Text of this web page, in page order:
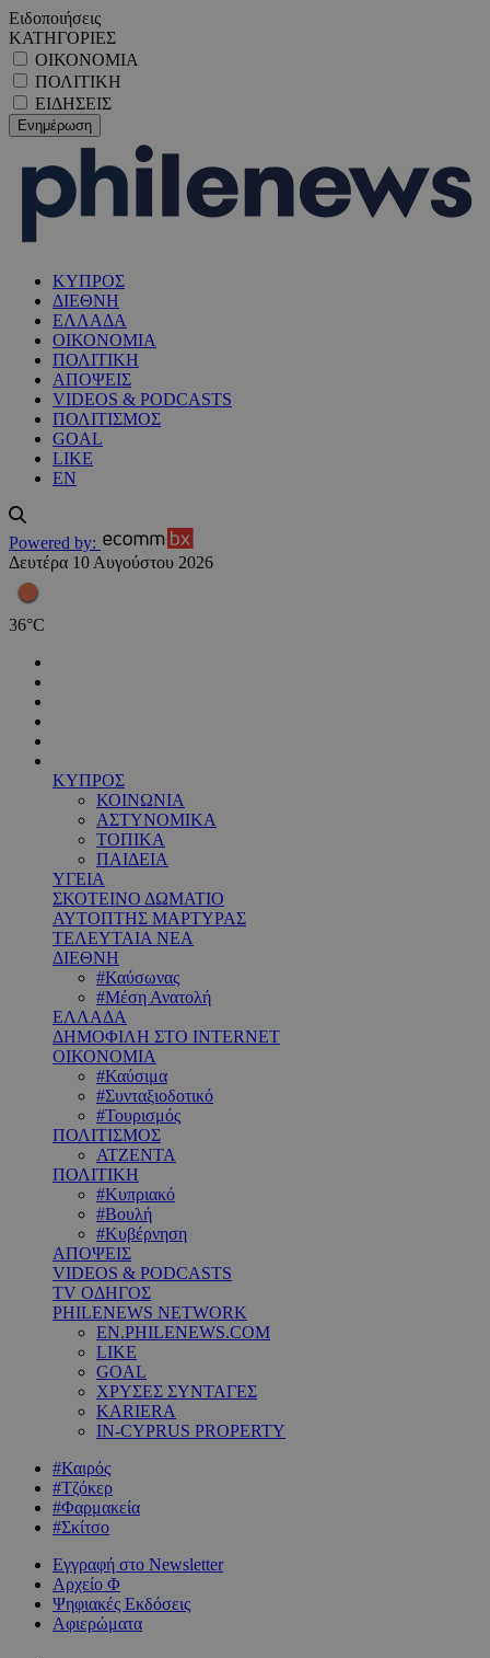
Ειδοποιήσεις
ΚΑΤΗΓΟΡΙΕΣ
ΟΙΚΟΝΟΜΙΑ
ΠΟΛΙΤΙΚΗ
ΕΙΔΗΣΕΙΣ
ΚΥΠΡΟΣ
ΔΙΕΘΝΗ
ΕΛΛΑΔΑ
ΟΙΚΟΝΟΜΙΑ
ΠΟΛΙΤΙΚΗ
ΑΠΟΨΕΙΣ
VIDEOS & PODCASTS
ΠΟΛΙΤΙΣΜΟΣ
GOAL
LIKE
EN
Powered by:
Δευτέρα 10 Αυγούστου 2026
36°C
ΚΥΠΡΟΣ
ΚΟΙΝΩΝΙΑ
ΑΣΤΥΝΟΜΙΚΑ
ΤΟΠΙΚΑ
ΠΑΙΔΕΙΑ
ΥΓΕΙΑ
ΣΚΟΤΕΙΝΟ ΔΩΜΑΤΙΟ
ΑΥΤΟΠΤΗΣ ΜΑΡΤΥΡΑΣ
ΤΕΛΕΥΤΑΙΑ ΝΕΑ
ΔΙΕΘΝΗ
#Καύσωνας
#Μέση Ανατολή
ΕΛΛΑΔΑ
ΔΗΜΟΦΙΛΗ ΣΤΟ INTERNET
ΟΙΚΟΝΟΜΙΑ
#Καύσιμα
#Συνταξιοδοτικό
#Τουρισμός
ΠΟΛΙΤΙΣΜΟΣ
ΑΤΖΕΝΤΑ
ΠΟΛΙΤΙΚΗ
#Κυπριακό
#Βουλή
#Κυβέρνηση
ΑΠΟΨΕΙΣ
VIDEOS & PODCASTS
TV ΟΔΗΓΟΣ
PHILENEWS NETWORK
EN.PHILENEWS.COM
LIKE
GOAL
ΧΡΥΣΕΣ ΣΥΝΤΑΓΕΣ
KARIERA
IN-CYPRUS PROPERTY
#Καιρός
#Τζόκερ
#Φαρμακεία
#Σκίτσο
Εγγραφή στο Newsletter
Αρχείο Φ
Ψηφιακές Εκδόσεις
Αφιερώματα